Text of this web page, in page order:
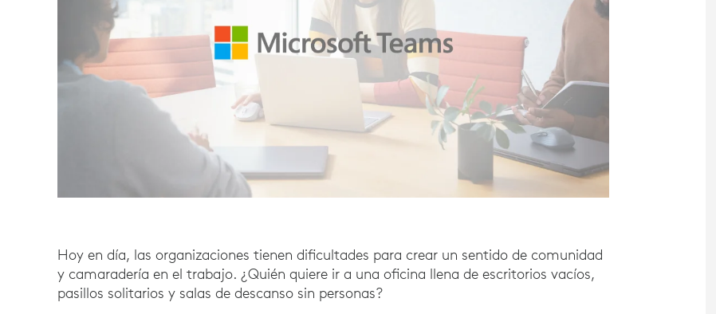
Hoy en día, las organizaciones tienen dificultades para crear un sentido de comunidad
y camaradería en el trabajo. ¿Quién quiere ir a una oficina llena de escritorios vacíos,
pasillos solitarios y salas de descanso sin personas?